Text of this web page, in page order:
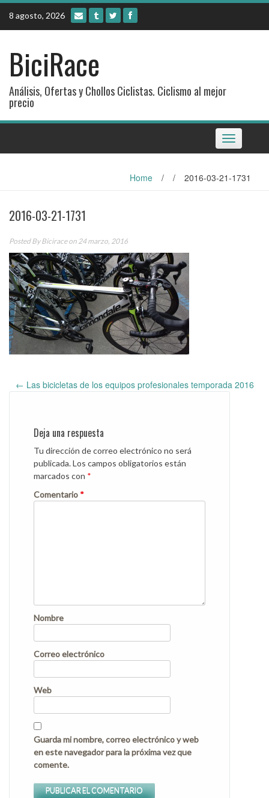
Skip
content
8 agosto, 2026
BiciRace
Análisis, Ofertas y Chollos Ciclistas. Ciclismo al mejor
precio
Toggle
navigation
Home / / 2016-03-21-1731
2016-03-21-1731
Posted ByBiciraceon 24 marzo, 2016
Post
← Las bicicletas de los equipos profesionales temporada 2016
Deja una respuesta
Tu dirección de correo electrónico no será
publicada.Los campos obligatorios están
marcados con *
Comentario *
Nombre
Correo electrónico
Web
Guarda mi nombre, correo electrónico y web
en este navegador para la próxima vez que
comente.